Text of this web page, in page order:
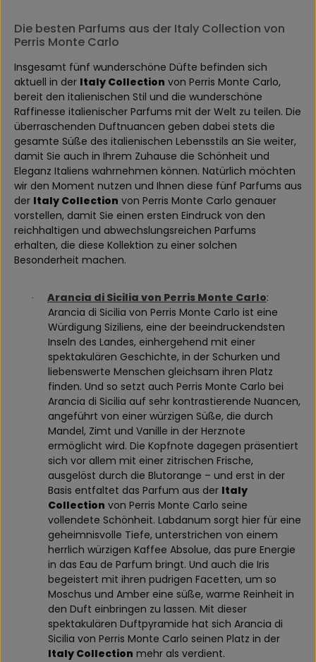
Die besten Parfums aus der Italy Collection von
Perris Monte Carlo
Insgesamt fünf wunderschöne Düfte befinden sich
aktuell in der Italy Collection von Perris Monte Carlo,
bereit den italienischen Stil und die wunderschöne
Raffinesse italienischer Parfums mit der Welt zu teilen. Die
überraschenden Duftnuancen geben dabei stets die
gesamte Süße des italienischen Lebensstils an Sie weiter,
damit Sie auch in Ihrem Zuhause die Schönheit und
Eleganz Italiens wahrnehmen können. Natürlich möchten
wir den Moment nutzen und Ihnen diese fünf Parfums aus
der Italy Collection von Perris Monte Carlo genauer
vorstellen, damit Sie einen ersten Eindruck von den
reichhaltigen und abwechslungsreichen Parfums
erhalten, die diese Kollektion zu einer solchen
Besonderheit machen.
· Arancia di Sicilia von Perris Monte Carlo:
Arancia di Sicilia von Perris Monte Carlo ist eine
Würdigung Siziliens, eine der beeindruckendsten
Inseln des Landes, einhergehend mit einer
spektakulären Geschichte, in der Schurken und
liebenswerte Menschen gleichsam ihren Platz
finden. Und so setzt auch Perris Monte Carlo bei
Arancia di Sicilia auf sehr kontrastierende Nuancen,
angeführt von einer würzigen Süße, die durch
Mandel, Zimt und Vanille in der Herznote
ermöglicht wird. Die Kopfnote dagegen präsentiert
sich vor allem mit einer zitrischen Frische,
ausgelöst durch die Blutorange – und erst in der
Basis entfaltet das Parfum aus der Italy
Collection von Perris Monte Carlo seine
vollendete Schönheit. Labdanum sorgt hier für eine
geheimnisvolle Tiefe, unterstrichen von einem
herrlich würzigen Kaffee Absolue, das pure Energie
in das Eau de Parfum bringt. Und auch die Iris
begeistert mit ihren pudrigen Facetten, um so
Moschus und Amber eine süße, warme Reinheit in
den Duft einbringen zu lassen. Mit dieser
spektakulären Duftpyramide hat sich Arancia di
Sicilia von Perris Monte Carlo seinen Platz in der
Italy Collection mehr als verdient.